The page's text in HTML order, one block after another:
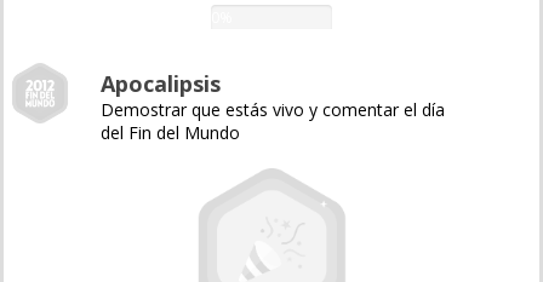
Apocalipsis
Demostrar que estás vivo y comentar el día
del Fin del Mundo